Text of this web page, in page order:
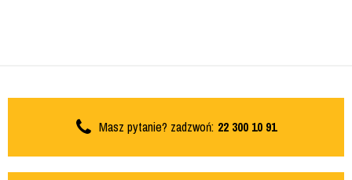
Masz pytanie? zadzwoń: 22 300 10 91